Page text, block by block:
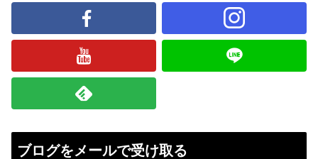
ブログをメールで受け取る